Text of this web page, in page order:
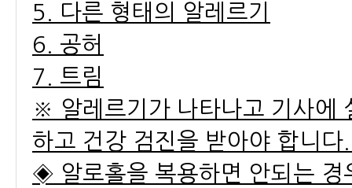
5. 다른 형태의 알레르기
6. 공허
7. 트림
※ 알레르기가 나타나고 기사에
하고 건강 검진을 받아야 합니
◈ 알로홀을 복용하면 안되는 경